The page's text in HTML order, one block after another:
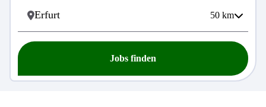
50 km
Jobs finden